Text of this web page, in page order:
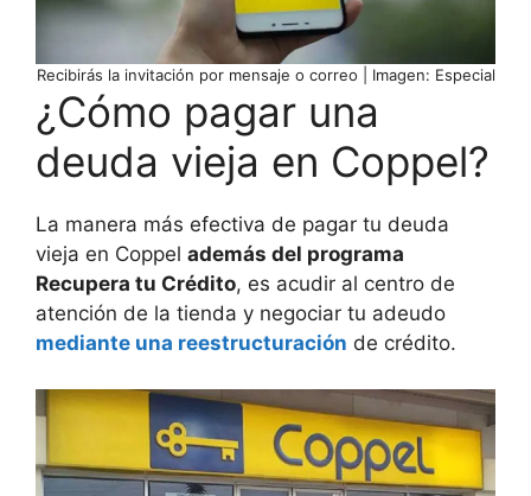
Recibirás la invitación por mensaje o correo | Imagen: Especial
¿Cómo pagar una
deuda vieja en Coppel?
La manera más efectiva de pagar tu deuda
vieja en Coppel además del programa
Recupera tu Crédito, es acudir al centro de
atención de la tienda y negociar tu adeudo
mediante una reestructuración de crédito.